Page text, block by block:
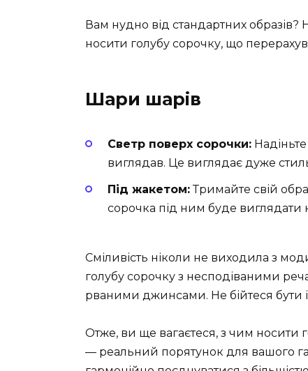
Вам нудно від стандартних образів?
носити голубу сорочку, що
Шари шарів
Светр поверх сорочки:
виглядав. Це виглядає дуже
Під жакетом:Тримайте свій
сорочка під ним буде виглядати
Сміливість ніколи не виходила з
голубу сорочку з несподіваними
рваними джинсами. Не бійтеся бути
Отже, ви ще вагаєтеся, з чим носити
— реальний порятунок для вашого